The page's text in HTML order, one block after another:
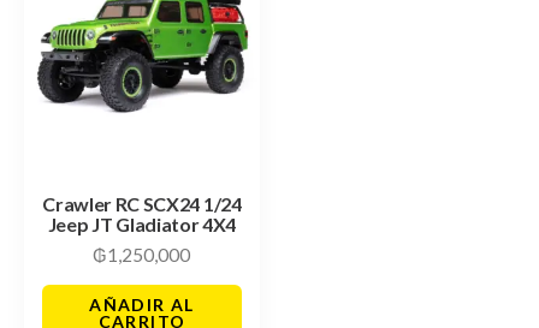
Crawler RC SCX24 1/24
Jeep JT Gladiator 4X4
₲1,250,000
AÑADIR AL
CARRITO